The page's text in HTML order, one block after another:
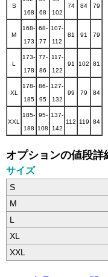
S
168
68
102
74 84 79
M
168-
173
68-
77
107-
112
81 91 79
L
173-
178
77-
86
117-
122
91 102 81
XL
178-
185
86-
95
127-
132
99 79 84
XXL
185-
188
95-
108
137-
142
112 119 84
オプションの値段詳
サイズ
S
M
L
XL
XXL